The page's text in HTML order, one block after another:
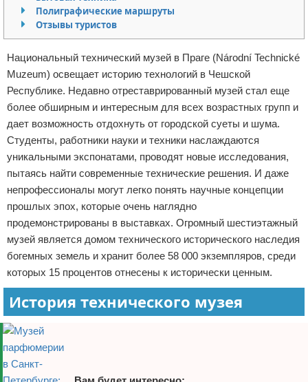
Экономика
Отказ от ответственности
Полиграфические маршруты
Отзывы туристов
Национальный технический музей в Праге (Národní Technické
Muzeum) освещает историю технологий в Чешской
Республике. Недавно отреставрированный музей стал еще
более обширным и интересным для всех возрастных групп и
дает возможность отдохнуть от городской суеты и шума.
Студенты, работники науки и техники наслаждаются
уникальными экспонатами, проводят новые исследования,
пытаясь найти современные технические решения. И даже
непрофессионалы могут легко понять научные концепции
прошлых эпох, которые очень наглядно
продемонстрированы в выставках. Огромный шестиэтажный
музей является домом технического исторического наследия
богемных земель и хранит более 58 000 экземпляров, среди
которых 15 процентов отнесены к исторически ценным.
История технического музея